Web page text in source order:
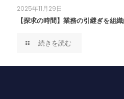
2025年11月29日
【探求の時間】業務の引継ぎを
続きを読む